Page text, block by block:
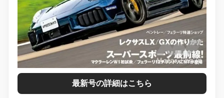
最新号の詳細はこちら